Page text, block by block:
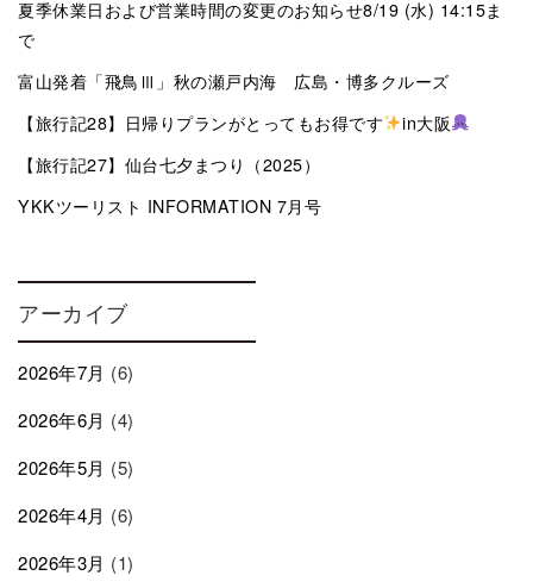
夏季休業日および営業時間の変更のお知らせ8/19 (水) 14:15ま
で
富山発着「飛鳥Ⅲ」秋の瀬戸内海 広島・博多クルーズ
【旅行記28】日帰りプランがとってもお得です
in大阪
【旅行記27】仙台七夕まつり（2025）
YKKツーリスト INFORMATION 7月号
アーカイブ
2026年7月 (6)
2026年6月 (4)
2026年5月 (5)
2026年4月 (6)
2026年3月 (1)